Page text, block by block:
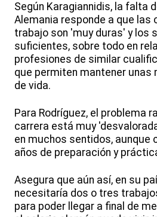
Según Karagiannidis, la falta
Alemania responde a que las
trabajo son 'muy duras' y los
suficientes, sobre todo en
profesiones de similar
que permiten mantener unas
de vida.
Para Rodríguez, el problema
carrera está muy
en muchos sentidos, aunque
años de preparación y
Asegura que aún así, en su
necesitaría dos o tres
para poder llegar a final de